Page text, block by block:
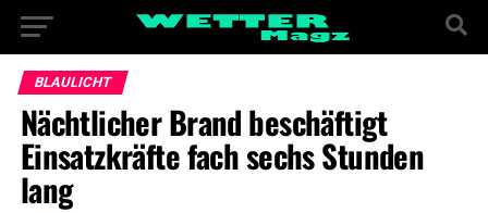
BLAULICHT
Nächtlicher Brand beschäftigt
Einsatzkräfte fach sechs Stunden
lang